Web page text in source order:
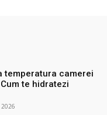
temperatura camerei
te hidratezi